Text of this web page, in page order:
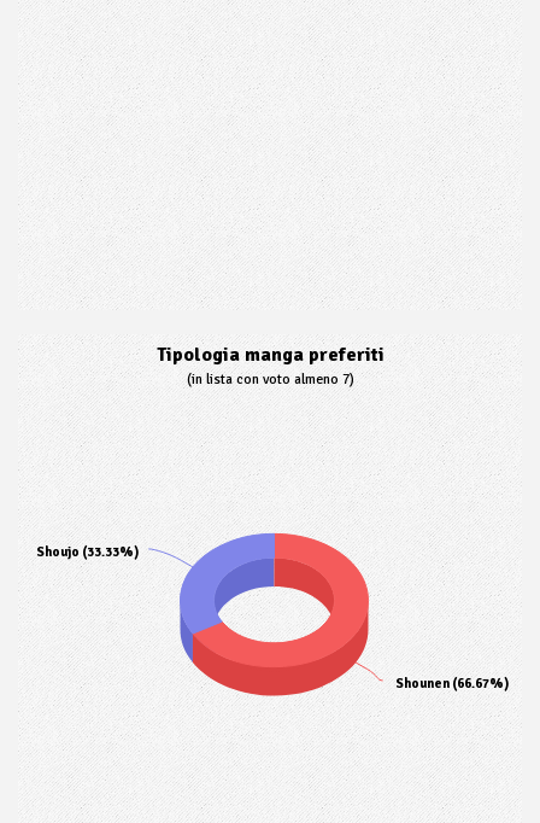
Tipologia manga preferiti
(in lista con voto almeno 7)
Shounen (66.67%)
Shoujo (33.33%)